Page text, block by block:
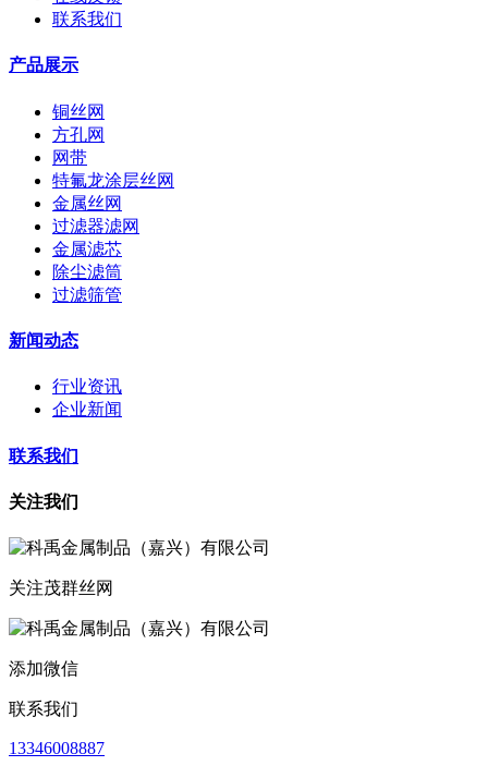
联系我们
产品展示
铜丝网
方孔网
网带
特氟龙涂层丝网
金属丝网
过滤器滤网
金属滤芯
除尘滤筒
过滤筛管
新闻动态
行业资讯
企业新闻
联系我们
关注我们
关注茂群丝网
添加微信
联系我们
13346008887